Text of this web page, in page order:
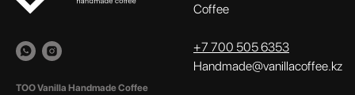
ТОО Vanilla Handmade Coffee
Coffee
+7 700 505 6353
Handmade@vanillacoffee.kz